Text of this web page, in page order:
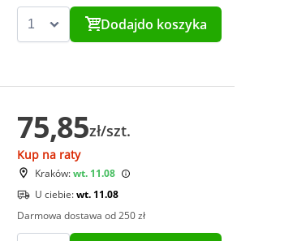
Dodajdo koszyka
75,85zł/szt.
Kup na raty
Kraków:wt. 11.08
U ciebie:wt. 11.08
Darmowa dostawa od 250 zł